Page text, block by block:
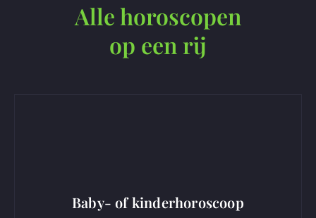
Alle horoscopen
op een rij
Baby- of kinderhoroscoop